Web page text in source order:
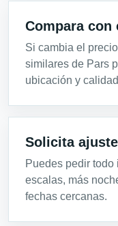
Compara con
Si cambia el
similares de Pars
ubicación y
Solicita ajuste
Puedes pedir
escalas, más
fechas cercanas.